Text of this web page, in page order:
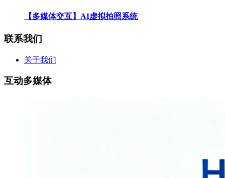
【多媒体交互】AI虚拟拍照系统
联系我们
关于我们
互动多媒体